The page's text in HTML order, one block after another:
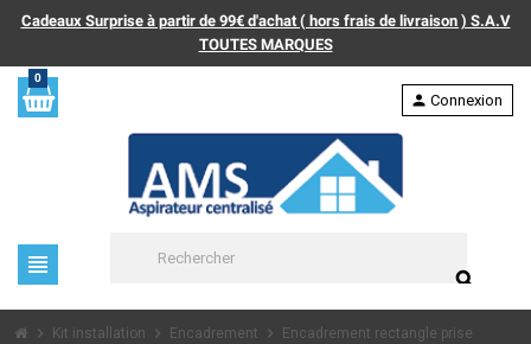
Cadeaux Surprise à partir de 99€ d'achat ( hors frais de livraison ) S.A.V
TOUTES MARQUES
0
view_headline
search
person Connexion
chevron_right Kit installation chevron_right Encadrement chevron_right Encadrement rectangle prise